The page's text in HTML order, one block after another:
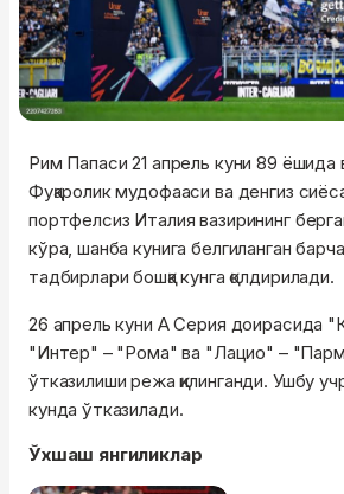
Рим Папаси 21 апрель куни 89 ёшида
Фуқаролик мудофааси ва денгиз
портфелсиз Италия вазирининг
кўра, шанба кунига белгиланган
тадбирлари бошқа кунга қолдирилади.
26 апрель куни А Серия доирасида
"Интер" – "Рома" ва "Лацио" –
ўтказилиши режа қилинганди. Ушбу
кунда ўтказилади.
Ўхшаш янгиликлар